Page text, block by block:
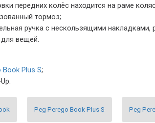
передних колёс находится на раме
тормоз;
ручка с нескользящими накладками,
вещей.
Plus S;
Peg Perego Book Plus S Peg